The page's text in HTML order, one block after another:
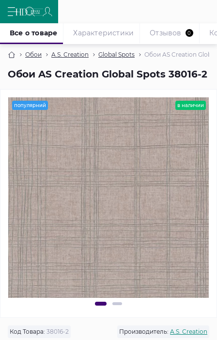
Обои A.S. Creation Global Spots Обои AS Creation Global
Обои AS Creation Global Spots 38016-2
Все о товаре Характеристики Отзывов 0
популярний в наличии
Код Товара: 38016-2 Производитель: A.S. Creation